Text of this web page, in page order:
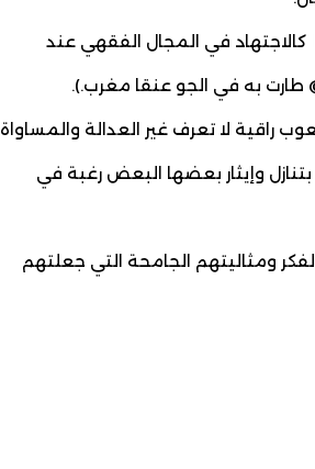
كالاجتهاد في المجال الفقهي عند
طارت به في الجو عنقا مغرب.).
لا تعرف غير العدالة والمساواة
وإيثار بعضها البعض رغبة في
ومثاليتهم الجامحة التي جعلتهم